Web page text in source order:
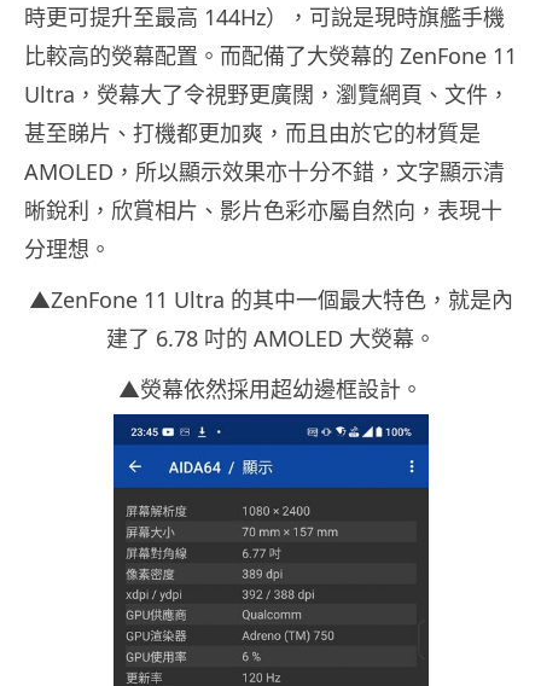
時更可提升至最高 144Hz），可說是現時旗艦手機
比較高的熒幕配置。而配備了大熒幕的 ZenFone 11
Ultra，熒幕大了令視野更廣闊，瀏覽網頁、文件，
甚至睇片、打機都更加爽，而且由於它的材質是
AMOLED，所以顯示效果亦十分不錯，文字顯示清
晰銳利，欣賞相片、影片色彩亦屬自然向，表現十
分理想。
▲ZenFone 11 Ultra 的其中一個最大特色，就是內
建了 6.78 吋的 AMOLED 大熒幕。
▲熒幕依然採用超幼邊框設計。